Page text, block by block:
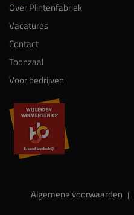
Over Plintenfabriek
Vacatures
Contact
Toonzaal
Voor bedrijven
Algemene voorwaarden |